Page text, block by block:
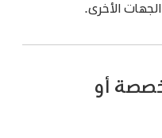
الأخرى.
أو